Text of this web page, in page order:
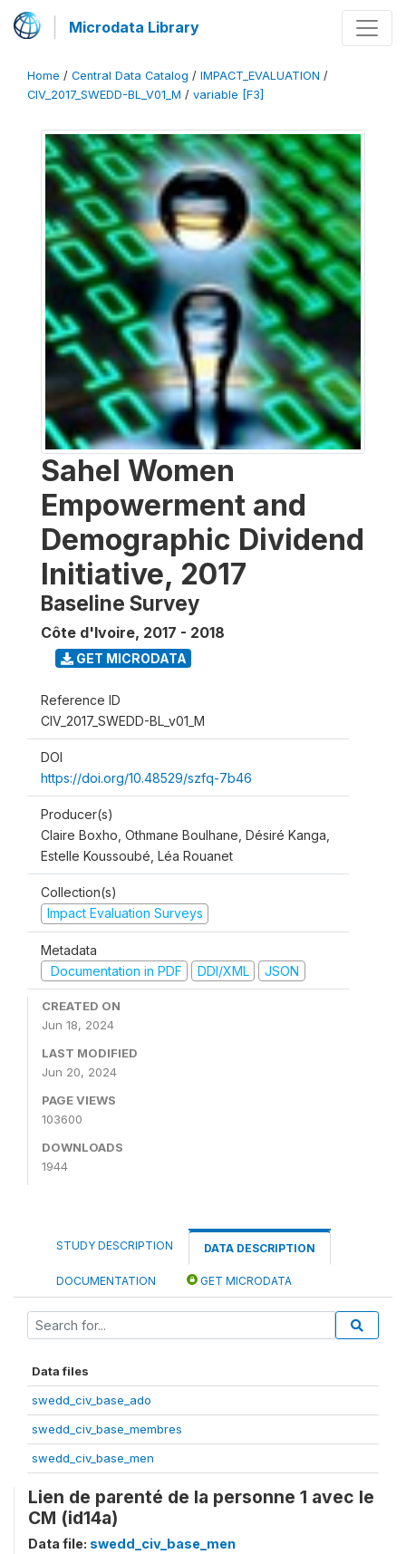
Microdata Library
Home / Central Data Catalog / IMPACT_EVALUATION /
CIV_2017_SWEDD-BL_V01_M / variable [F3]
Sahel Women
Empowerment and
Demographic Dividend
Initiative, 2017
Baseline Survey
Côte d'Ivoire, 2017 - 2018
GET MICRODATA
Reference ID
CIV_2017_SWEDD-BL_v01_M
DOI
https://doi.org/10.48529/szfq-7b46
Producer(s)
Claire Boxho, Othmane Boulhane, Désiré Kanga,
Estelle Koussoubé, Léa Rouanet
Collection(s)
Impact Evaluation Surveys
Metadata
Documentation in PDF
DDI/XML JSON
CREATED ON
Jun 18, 2024
LAST MODIFIED
Jun 20, 2024
PAGE VIEWS
103600
DOWNLOADS
1944
STUDY DESCRIPTION DATA DESCRIPTION
DOCUMENTATION GET MICRODATA
Data files
swedd_civ_base_ado
swedd_civ_base_membres
swedd_civ_base_men
Lien de parenté de la personne 1 avec le
CM (id14a)
Data file: swedd_civ_base_men